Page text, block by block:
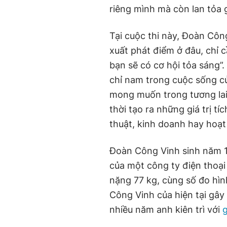
riêng mình mà còn lan tỏa
Tại cuộc thi này, Đoàn
xuất phát điểm ở đâu, chỉ
bạn sẽ có cơ hội tỏa
chỉ nam trong cuộc sống
mong muốn trong tương
thời tạo ra những giá trị
thuật, kinh doanh hay
Đoàn Công Vinh sinh năm
của một công ty điện
nặng 77 kg, cùng số đo
Công Vinh của hiện tại
nhiều năm anh kiên trì với